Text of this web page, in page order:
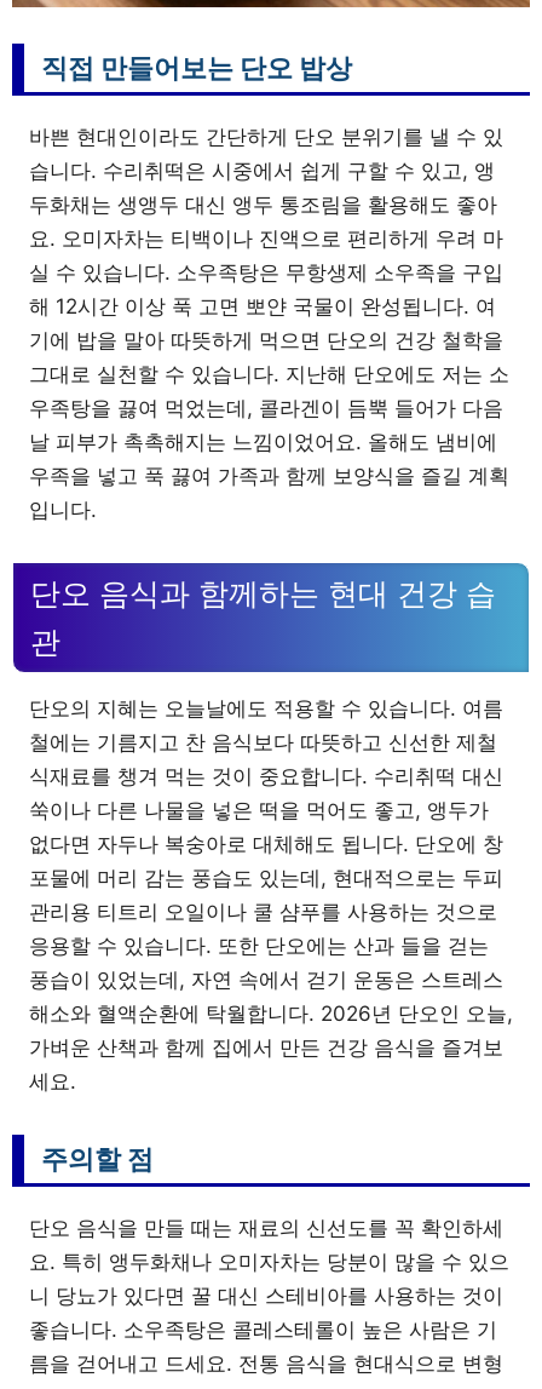
직접 만들어보는 단오 밥상
바쁜 현대인이라도 간단하게 단오 분위기를 낼 수 있
습니다. 수리취떡은 시중에서 쉽게 구할 수 있고, 앵
두화채는 생앵두 대신 앵두 통조림을 활용해도 좋아
요. 오미자차는 티백이나 진액으로 편리하게 우려 마
실 수 있습니다. 소우족탕은 무항생제 소우족을 구입
해 12시간 이상 푹 고면 뽀얀 국물이 완성됩니다. 여
기에 밥을 말아 따뜻하게 먹으면 단오의 건강 철학을
그대로 실천할 수 있습니다. 지난해 단오에도 저는 소
우족탕을 끓여 먹었는데, 콜라겐이 듬뿍 들어가 다음
날 피부가 촉촉해지는 느낌이었어요. 올해도 냄비에
우족을 넣고 푹 끓여 가족과 함께 보양식을 즐길 계획
입니다.
단오 음식과 함께하는 현대 건강 습
관
단오의 지혜는 오늘날에도 적용할 수 있습니다. 여름
철에는 기름지고 찬 음식보다 따뜻하고 신선한 제철
식재료를 챙겨 먹는 것이 중요합니다. 수리취떡 대신
쑥이나 다른 나물을 넣은 떡을 먹어도 좋고, 앵두가
없다면 자두나 복숭아로 대체해도 됩니다. 단오에 창
포물에 머리 감는 풍습도 있는데, 현대적으로는 두피
관리용 티트리 오일이나 쿨 샴푸를 사용하는 것으로
응용할 수 있습니다. 또한 단오에는 산과 들을 걷는
풍습이 있었는데, 자연 속에서 걷기 운동은 스트레스
해소와 혈액순환에 탁월합니다. 2026년 단오인 오늘,
가벼운 산책과 함께 집에서 만든 건강 음식을 즐겨보
세요.
주의할 점
단오 음식을 만들 때는 재료의 신선도를 꼭 확인하세
요. 특히 앵두화채나 오미자차는 당분이 많을 수 있으
니 당뇨가 있다면 꿀 대신 스테비아를 사용하는 것이
좋습니다. 소우족탕은 콜레스테롤이 높은 사람은 기
름을 걷어내고 드세요. 전통 음식을 현대식으로 변형